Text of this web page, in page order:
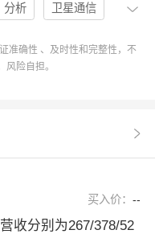
分析 卫星通信
002463 买入评级
技术前瞻性
准确性 、及时性和完整性，不
险自担。
买入价：--
收分别为267/378/52